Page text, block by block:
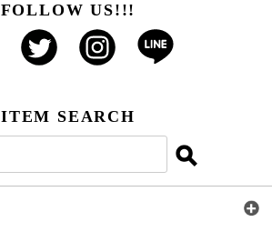
FOLLOW US!!!
ITEM SEARCH